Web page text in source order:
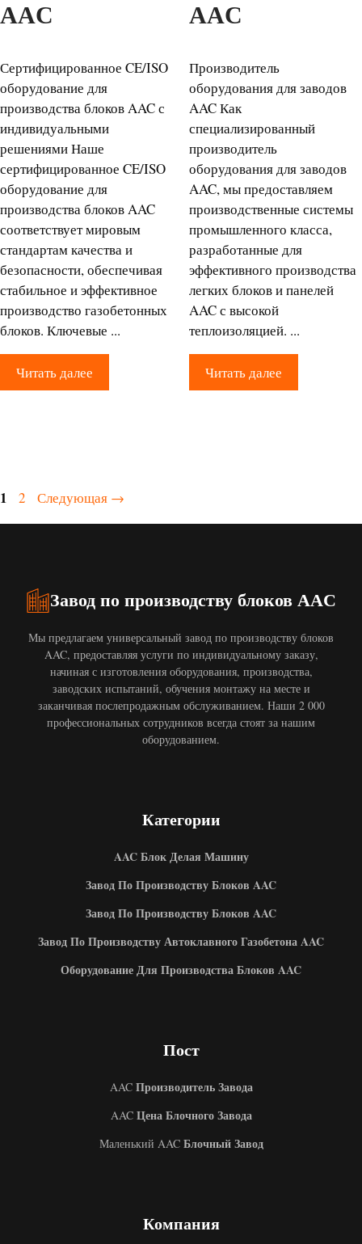
AAC
Сертифицированное CE/ISO
оборудование для
производства блоков AAC с
индивидуальными
решениями Наше
сертифицированное CE/ISO
оборудование для
производства блоков AAC
соответствует мировым
стандартам качества и
безопасности, обеспечивая
стабильное и эффективное
производство газобетонных
блоков. Ключевые ...
Читать далее
AAC
Производитель
оборудования для заводов
AAC Как
специализированный
производитель
оборудования для заводов
AAC, мы предоставляем
производственные системы
промышленного класса,
разработанные для
эффективного производства
легких блоков и панелей
AAC с высокой
теплоизоляцией. ...
Читать далее
Страница
1 Страница
2 Следующая →
Завод по производству блоков AAC
Мы предлагаем универсальный завод по производству блоков
AAC, предоставляя услуги по индивидуальному заказу,
начиная с изготовления оборудования, производства,
заводских испытаний, обучения монтажу на месте и
заканчивая послепродажным обслуживанием. Наши 2 000
профессиональных сотрудников всегда стоят за нашим
оборудованием.
Категории
AAC Блок Делая Машину
Завод По Производству Блоков AAC
Завод По Производству Блоков AAC
Завод По Производству Автоклавного Газобетона AAC
Оборудование Для Производства Блоков AAC
Пост
AACПроизводитель Завода
AACЦена Блочного Завода
Маленький AACБлочный Завод
Компания